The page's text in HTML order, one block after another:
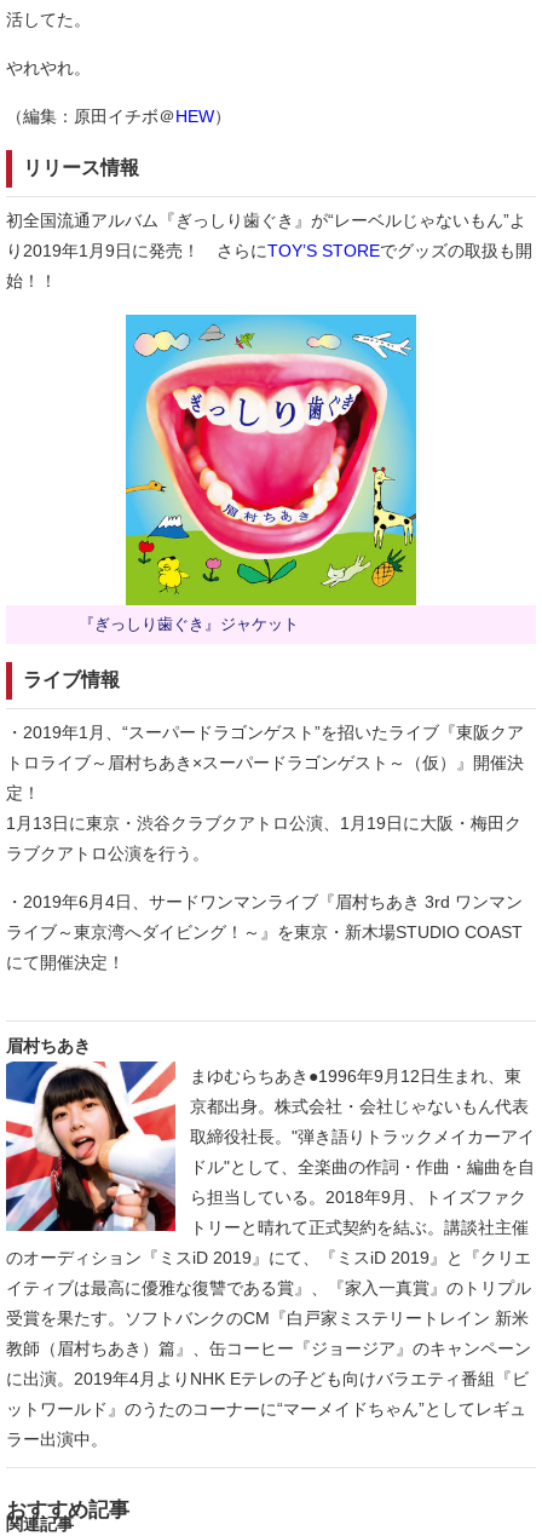
活してた。
やれやれ。
（編集：原田イチボ＠HEW）
リリース情報
初全国流通アルバム『ぎっしり歯ぐき』が“レーベルじゃないもん”よ
り2019年1月9日に発売！ さらにTOY’S STOREでグッズの取扱も開
始！！
『ぎっしり歯ぐき』ジャケット
ライブ情報
・2019年1月、“スーパードラゴンゲスト”を招いたライブ『東阪クア
トロライブ～眉村ちあき×スーパードラゴンゲスト～（仮）』開催決
定！
1月13日に東京・渋谷クラブクアトロ公演、1月19日に大阪・梅田ク
ラブクアトロ公演を行う。
・2019年6月4日、サードワンマンライブ『眉村ちあき 3rd ワンマン
ライブ～東京湾へダイビング！～』を東京・新木場STUDIO COAST
にて開催決定！
眉村ちあき
まゆむらちあき●1996年9月12日生まれ、東
京都出身。株式会社・会社じゃないもん代表
取締役社長。"弾き語りトラックメイカーアイ
ドル"として、全楽曲の作詞・作曲・編曲を自
ら担当している。2018年9月、トイズファク
トリーと晴れて正式契約を結ぶ。講談社主催
のオーディション『ミスiD 2019』にて、『ミスiD 2019』と『クリエ
イティブは最高に優雅な復讐である賞』、『家入一真賞』のトリプル
受賞を果たす。ソフトバンクのCM『白戸家ミステリートレイン 新米
教師（眉村ちあき）篇』、缶コーヒー『ジョージア』のキャンペーン
に出演。2019年4月よりNHK Eテレの子ども向けバラエティ番組『ビ
ットワールド』のうたのコーナーに“マーメイドちゃん”としてレギュ
ラー出演中。
おすすめ記事
関連記事